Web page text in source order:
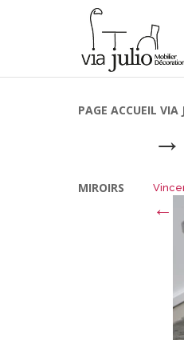
PAGE ACCUEIL VIA
MIROIRS
→
←